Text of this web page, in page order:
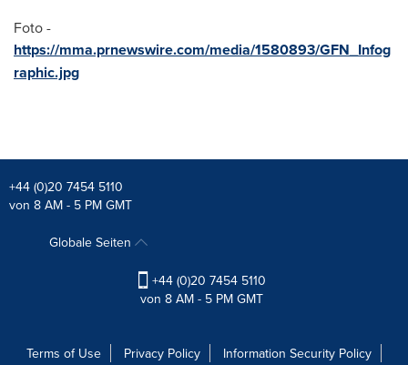
Foto -
https://mma.prnewswire.com/media/1580893/GFN_Infog
raphic.jpg
+44 (0)20 7454 5110
von 8 AM - 5 PM GMT
Globale Seiten
+44 (0)20 7454 5110
von 8 AM - 5 PM GMT
Terms of Use Privacy Policy Information Security Policy